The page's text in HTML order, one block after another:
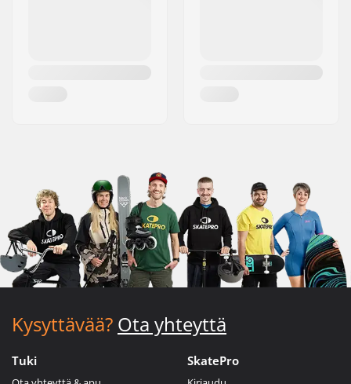
Kysyttävää? Ota yhteyttä
Tuki SkatePro